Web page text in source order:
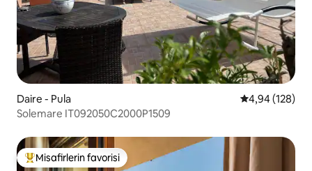
Daire - Pula 5 üzerinden
4,94 (128)
Solemare IT092050C2000P1509
Misafirlerin favorilerinden en beğenilenler arasında
Misafirlerin favorisi